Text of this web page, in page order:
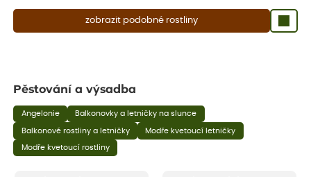
zobrazit podobné rostliny
Pěstování a výsadba
Angelonie Balkonovky a letničky na slunce
Balkonové rostliny a letničky Modře kvetoucí letničky
Modře kvetoucí rostliny